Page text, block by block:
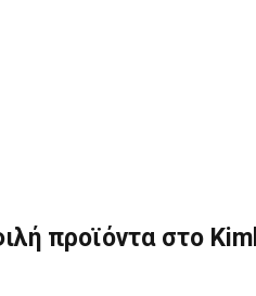
προϊόντα στο